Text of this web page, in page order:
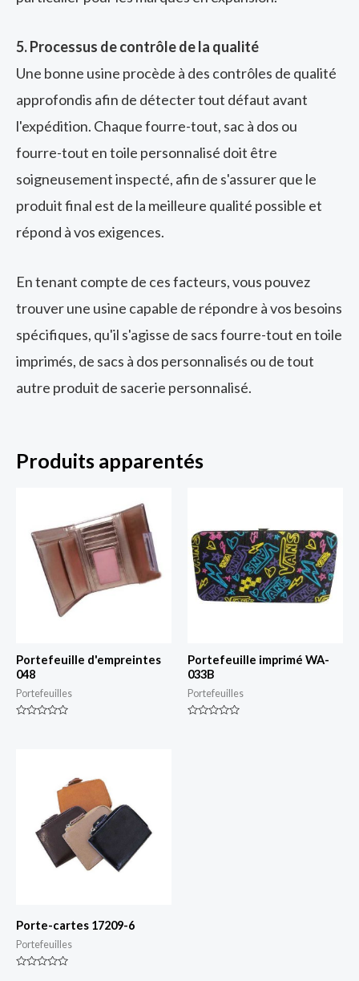
5. Processus de contrôle de la qualité
Une bonne usine procède à des contrôles de qualité
approfondis afin de détecter tout défaut avant
l'expédition. Chaque fourre-tout, sac à dos ou
fourre-tout en toile personnalisé doit être
soigneusement inspecté, afin de s'assurer que le
produit final est de la meilleure qualité possible et
répond à vos exigences.
En tenant compte de ces facteurs, vous pouvez
trouver une usine capable de répondre à vos besoins
spécifiques, qu'il s'agisse de sacs fourre-tout en toile
imprimés, de sacs à dos personnalisés ou de tout
autre produit de sacerie personnalisé.
Produits apparentés
Portefeuille d'empreintes
048
Portefeuilles
Portefeuille imprimé WA-
033B
Portefeuilles
Porte-cartes 17209-6
Portefeuilles